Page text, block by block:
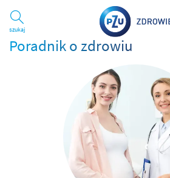
Szukaj
Poradnik o zdrowiu